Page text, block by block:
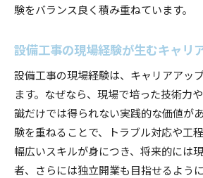
験をバランス良く積み重ねています。
設備工事の現場経験が生むキャリ
設備工事の現場経験は、キャリアアッ
ます。なぜなら、現場で培った技術力
識だけでは得られない実践的な価値が
験を重ねることで、トラブル対応や工
幅広いスキルが身につき、将来的には
者、さらには独立開業も目指せるように